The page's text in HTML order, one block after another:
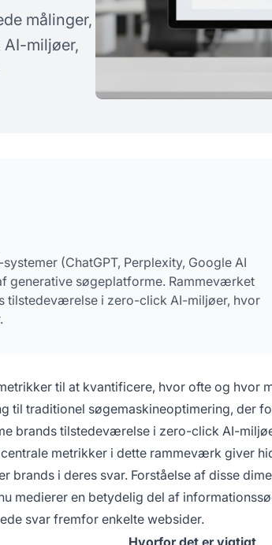
målinger,
miljøer,
(ChatGPT, Perplexity, Google AI
generative søgeplatforme. Rammeværket
tilstedeværelse i zero-click AI-miljøer, hvor
til at kvantificere, hvor ofte og hvor
til traditionel søgemaskineoptimering, der
brands tilstedeværelse i zero-click AI-
metrikker i dette rammeværk giver
i deres svar. Forståelse af disse
medierer en betydelig del af
svar fremfor enkelte websider.
Hvorfor det er vigtigt